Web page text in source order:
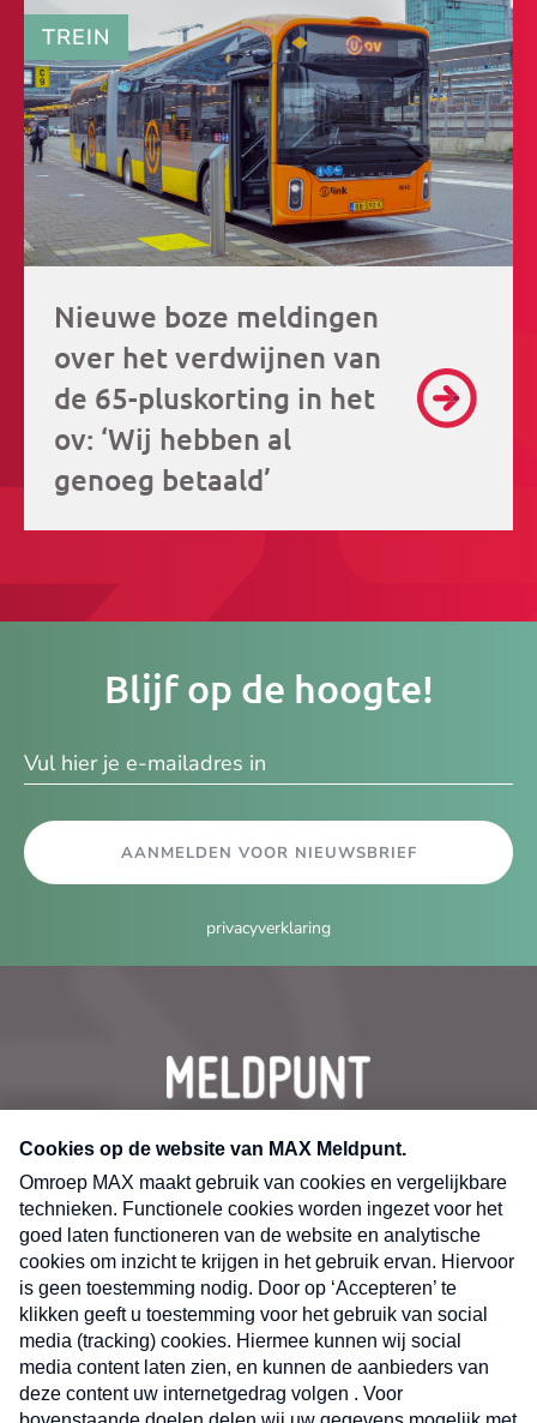
TREIN
Nieuwe boze meldingen
over het verdwijnen van
de 65-pluskorting in het
ov: ‘Wij hebben al
genoeg betaald’
Blijf op de hoogte!
AANMELDEN VOOR NIEUWSBRIEF
privacyverklaring
CONTACT
Volg ons op